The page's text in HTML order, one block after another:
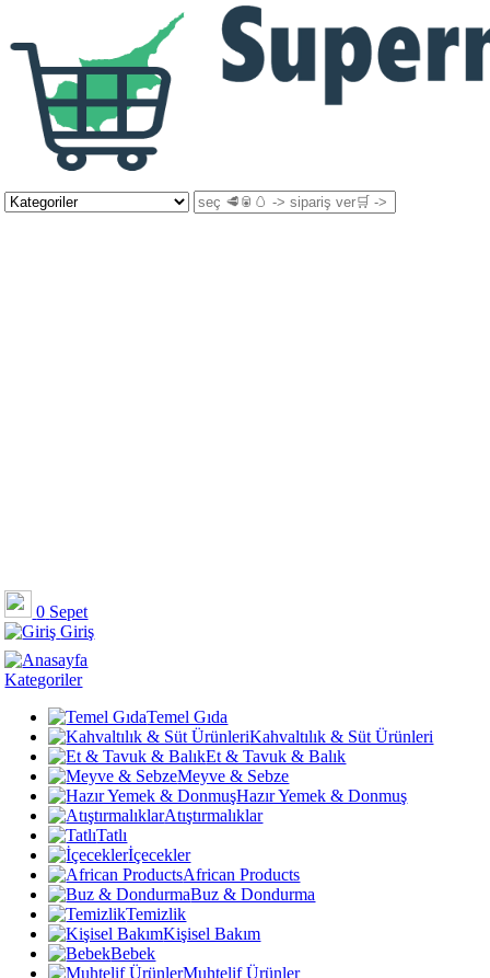
0 Sepet
Giriş
Kategoriler
Temel Gıda
Kahvaltılık & Süt Ürünleri
Et & Tavuk & Balık
Meyve & Sebze
Hazır Yemek & Donmuş
Atıştırmalıklar
Tatlı
İçecekler
African Products
Buz & Dondurma
Temizlik
Kişisel Bakım
Bebek
Muhtelif Ürünler